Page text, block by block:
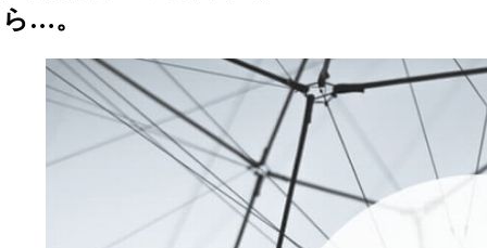
ら…。